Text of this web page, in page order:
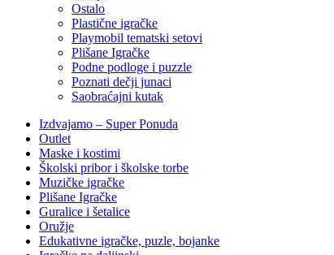
Ostalo
Plastične igračke
Playmobil tematski setovi
Plišane Igračke
Podne podloge i puzzle
Poznati dečji junaci
Saobraćajni kutak
Izdvajamo – Super Ponuda
Outlet
Maske i kostimi
Školski pribor i školske torbe
Muzičke igračke
Plišane Igračke
Guralice i šetalice
Oružje
Edukativne igračke, puzle, bojanke